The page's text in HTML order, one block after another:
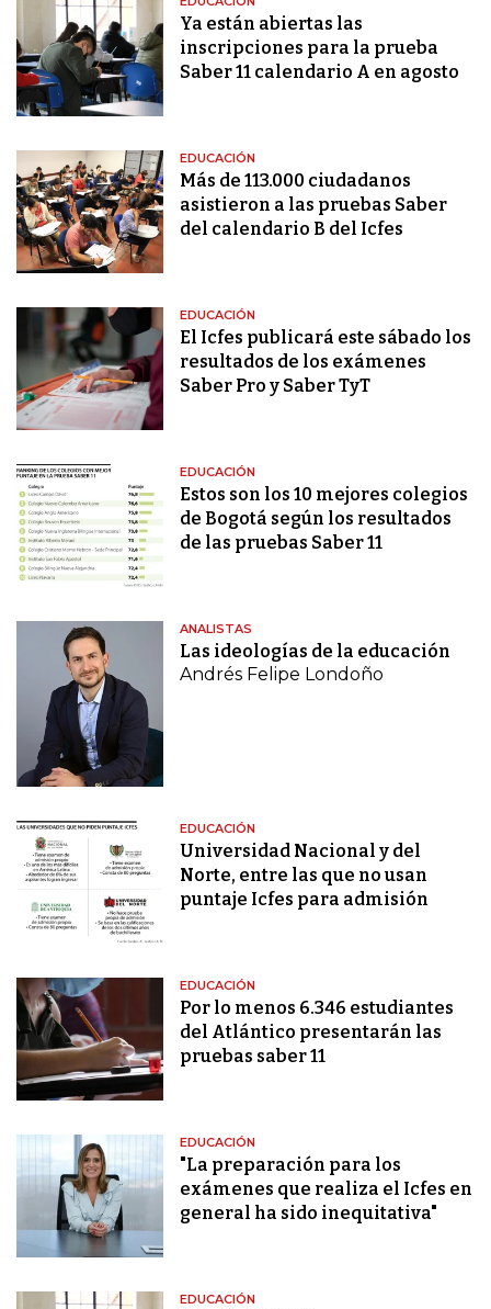
Ya están abiertas las
inscripciones para la prueba
Saber 11 calendario A en agosto
EDUCACIÓN
Más de 113.000 ciudadanos
asistieron a las pruebas Saber
del calendario B del Icfes
EDUCACIÓN
El Icfes publicará este sábado los
resultados de los exámenes
Saber Pro y Saber TyT
EDUCACIÓN
Estos son los 10 mejores colegios
de Bogotá según los resultados
de las pruebas Saber 11
ANALISTAS
Las ideologías de la educación
Andrés Felipe Londoño
EDUCACIÓN
Universidad Nacional y del
Norte, entre las que no usan
puntaje Icfes para admisión
EDUCACIÓN
Por lo menos 6.346 estudiantes
del Atlántico presentarán las
pruebas saber 11
EDUCACIÓN
"La preparación para los
exámenes que realiza el Icfes en
general ha sido inequitativa"
EDUCACIÓN